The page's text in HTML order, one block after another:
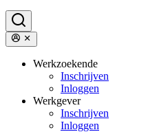
Werkzoekende
Inschrijven
Inloggen
Werkgever
Inschrijven
Inloggen